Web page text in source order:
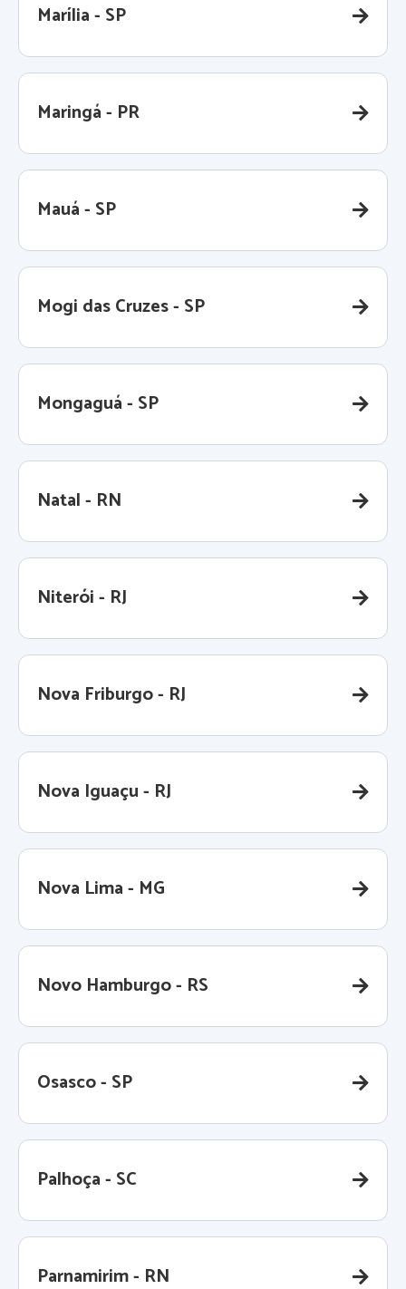
Marília - SP
Maringá - PR
Mauá - SP
Mogi das Cruzes - SP
Mongaguá - SP
Natal - RN
Niterói - RJ
Nova Friburgo - RJ
Nova Iguaçu - RJ
Nova Lima - MG
Novo Hamburgo - RS
Osasco - SP
Palhoça - SC
Parnamirim - RN